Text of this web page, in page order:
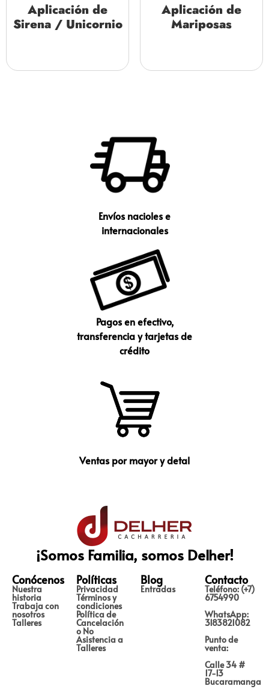
Aplicación de
Sirena / Unicornio
Aplicación de
Mariposas
Envíos nacioles e
internacionales
Pagos en efectivo,
transferencia y tarjetas de
crédito
Ventas por mayor y detal
¡Somos Familia, somos Delher!
Conócenos
Nuestra
historia
Trabaja con
nosotros
Talleres
Políticas
Privacidad
Términos y
condiciones
Política de
Cancelación
o No
Asistencia a
Talleres
Blog
Entradas
Contacto
Teléfono: (+7)
6754990
WhatsApp:
3183821082
Punto de
venta:
Calle 34 #
17-13
Bucaramanga